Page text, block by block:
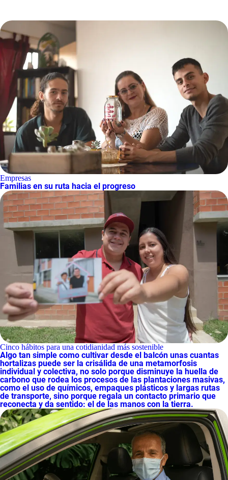
Empresas
Familias en su ruta hacia el progreso
Cinco hábitos para una cotidianidad más sostenible
Algo tan simple como cultivar desde el balcón unas cuantas
hortalizas puede ser la crisálida de una metamorfosis
individual y colectiva, no solo porque disminuye la huella de
carbono que rodea los procesos de las plantaciones masivas,
como el uso de químicos, empaques plásticos y largas rutas
de transporte, sino porque regala un contacto primario que
reconecta y da sentido: el de las manos con la tierra.